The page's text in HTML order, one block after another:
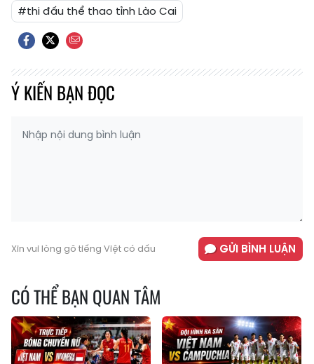
#thi đấu thể thao tỉnh Lào Cai
Ý KIẾN BẠN ĐỌC
Xin vui lòng gõ tiếng Việt có dấu GỬI BÌNH LUẬN
CÓ THỂ BẠN QUAN TÂM